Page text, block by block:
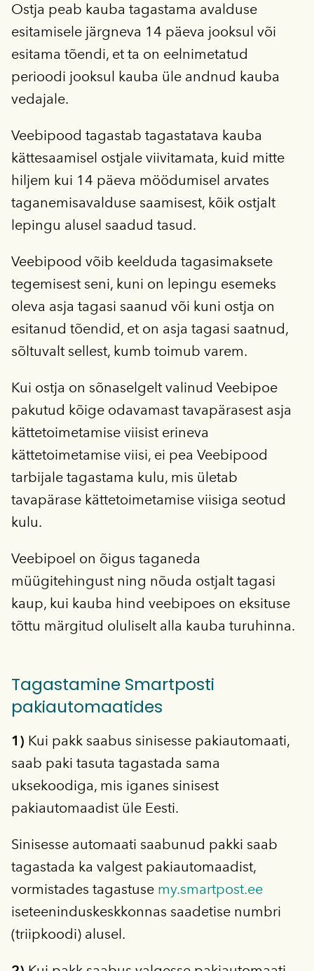
Ostja peab kauba tagastama avalduse
esitamisele järgneva 14 päeva jooksul või
esitama tõendi, et ta on eelnimetatud
perioodi jooksul kauba üle andnud kauba
vedajale.
Veebipood tagastab tagastatava kauba
kättesaamisel ostjale viivitamata, kuid mitte
hiljem kui 14 päeva möödumisel arvates
taganemisavalduse saamisest, kõik ostjalt
lepingu alusel saadud tasud.
Veebipood võib keelduda tagasimaksete
tegemisest seni, kuni on lepingu esemeks
oleva asja tagasi saanud või kuni ostja on
esitanud tõendid, et on asja tagasi saatnud,
sõltuvalt sellest, kumb toimub varem.
Kui ostja on sõnaselgelt valinud Veebipoe
pakutud kõige odavamast tavapärasest asja
kättetoimetamise viisist erineva
kättetoimetamise viisi, ei pea Veebipood
tarbijale tagastama kulu, mis ületab
tavapärase kättetoimetamise viisiga seotud
kulu.
Veebipoel on õigus taganeda
müügitehingust ning nõuda ostjalt tagasi
kaup, kui kauba hind veebipoes on eksituse
tõttu märgitud oluliselt alla kauba turuhinna.
Tagastamine Smartposti
pakiautomaatides
1) Kui pakk saabus sinisesse pakiautomaati,
saab paki tasuta tagastada sama
uksekoodiga, mis iganes sinisest
pakiautomaadist üle Eesti.
Sinisesse automaati saabunud pakki saab
tagastada ka valgest pakiautomaadist,
vormistades tagastuse my.smartpost.ee
iseteeninduskeskkonnas saadetise numbri
(triipkoodi) alusel.